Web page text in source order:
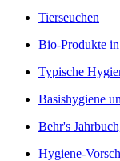
Tierseuchen
Bio-Produkte
Typische
Basishygiene
Behr's
Hygiene-